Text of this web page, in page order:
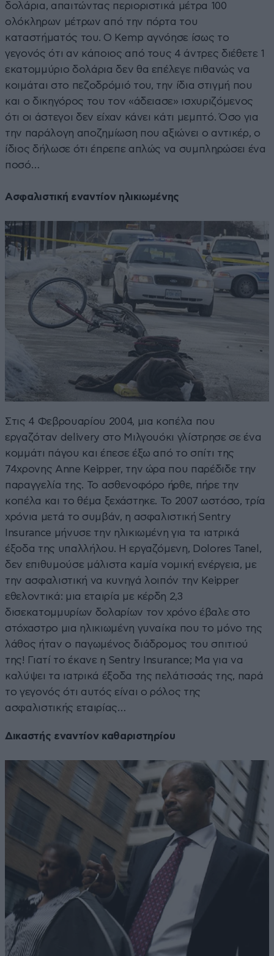
δολάρια, απαιτώντας περιοριστικά μέτρα 100
ολόκληρων μέτρων από την πόρτα του
καταστήματός του. Ο Kemp αγνόησε ίσως το
γεγονός ότι αν κάποιος από τους 4 άντρες διέθετε 1
εκατομμύριο δολάρια δεν θα επέλεγε πιθανώς να
κοιμάται στο πεζοδρόμιό του, την ίδια στιγμή που
και ο δικηγόρος του τον «άδειασε» ισχυριζόμενος
ότι οι άστεγοι δεν είχαν κάνει κάτι μεμπτό. Όσο για
την παράλογη αποζημίωση που αξιώνει ο αντικέρ, ο
ίδιος δήλωσε ότι έπρεπε απλώς να συμπληρώσει ένα
ποσό…
Ασφαλιστική εναντίον ηλικιωμένης
Στις 4 Φεβρουαρίου 2004, μια κοπέλα που
εργαζόταν delivery στο Μιλγουόκι γλίστρησε σε ένα
κομμάτι πάγου και έπεσε έξω από το σπίτι της
74χρονης Anne Keipper, την ώρα που παρέδιδε την
παραγγελία της. Το ασθενοφόρο ήρθε, πήρε την
κοπέλα και το θέμα ξεχάστηκε. Το 2007 ωστόσο, τρία
χρόνια μετά το συμβάν, η ασφαλιστική Sentry
Insurance μήνυσε την ηλικιωμένη για τα ιατρικά
έξοδα της υπαλλήλου. Η εργαζόμενη, Dolores Tanel,
δεν επιθυμούσε μάλιστα καμία νομική ενέργεια, με
την ασφαλιστική να κυνηγά λοιπόν την Keipper
εθελοντικά: μια εταιρία με κέρδη 2,3
δισεκατομμυρίων δολαρίων τον χρόνο έβαλε στο
στόχαστρο μια ηλικιωμένη γυναίκα που το μόνο της
λάθος ήταν ο παγωμένος διάδρομος του σπιτιού
της! Γιατί το έκανε η Sentry Insurance; Μα για να
καλύψει τα ιατρικά έξοδα της πελάτισσάς της, παρά
το γεγονός ότι αυτός είναι ο ρόλος της
ασφαλιστικής εταιρίας…
Δικαστής εναντίον καθαριστηρίου